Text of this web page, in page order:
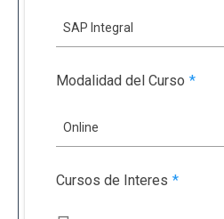
SAP Integral
Modalidad del Curso *
Online
Cursos de Interes *